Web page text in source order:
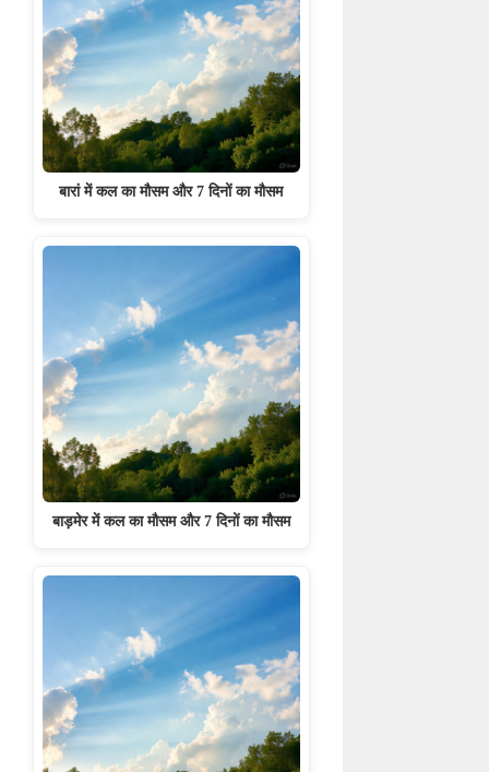
बारां में कल का मौसम और 7 दिनों का मौसम
बाड़मेर में कल का मौसम और 7 दिनों का मौसम